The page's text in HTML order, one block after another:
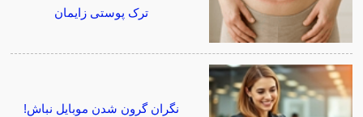
ترک پوستی زایمان
نگران گرون شدن موبایل نباش!